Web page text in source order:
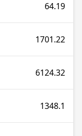
64.19
1701.22
6124.32
1348.1